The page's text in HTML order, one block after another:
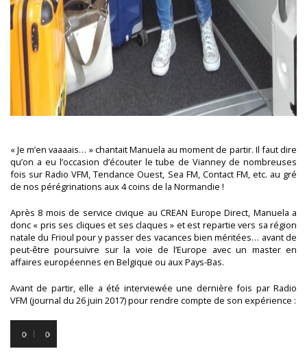
« Je m’en vaaaais… » chantait Manuela au moment de partir. Il faut dire
qu’on a eu l’occasion d’écouter le tube de Vianney de nombreuses
fois sur Radio VFM, Tendance Ouest, Sea FM, Contact FM, etc. au gré
de nos pérégrinations aux 4 coins de la Normandie !
Après 8 mois de service civique au CREAN Europe Direct, Manuela a
donc « pris ses cliques et ses claques » et est repartie vers sa région
natale du Frioul pour y passer des vacances bien méritées… avant de
peut-être poursuivre sur la voie de l’Europe avec un master en
affaires européennes en Belgique ou aux Pays-Bas.
Avant de partir, elle a été interviewée une dernière fois par Radio
VFM (journal du 26 juin 2017) pour rendre compte de son expérience :
Lecteur
audio00:00 00:00